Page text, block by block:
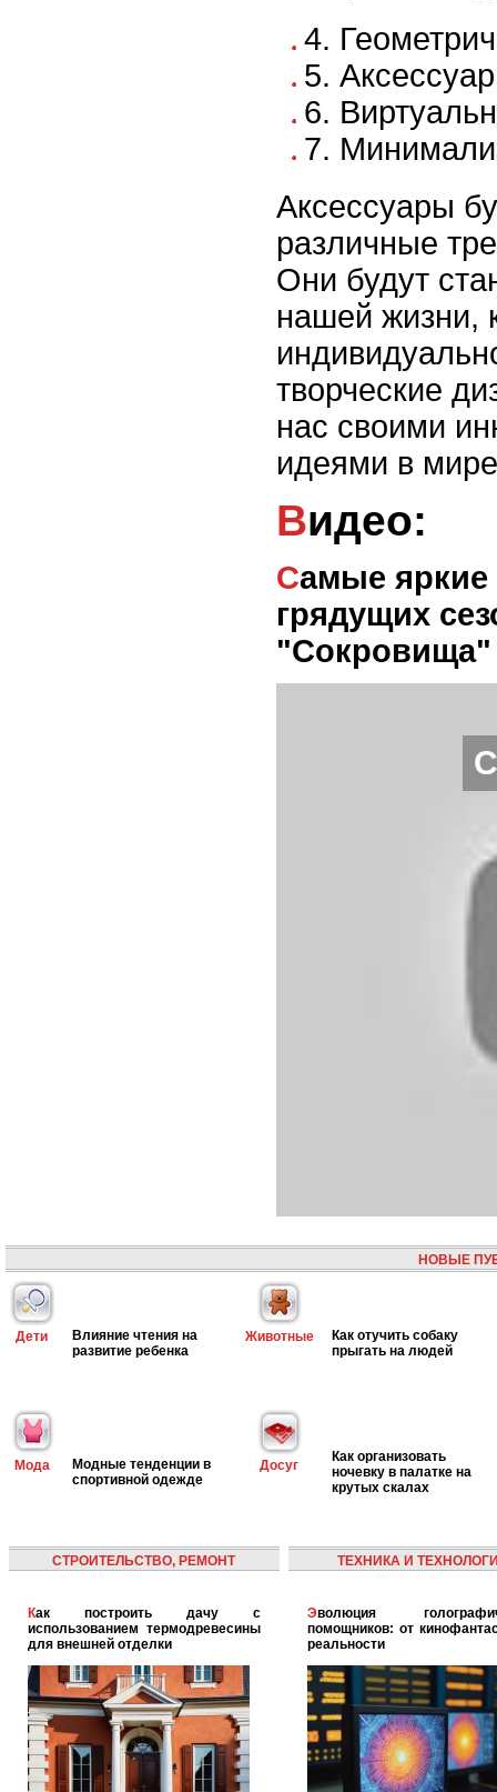
4.
5.
6.
7.
Аксессуары
различные
Они будут
нашей жизни,
творческие
нас своими
идеями в
Видео:
Самые яркие тенденции в украшениях
грядущих
"Сокровища"
НОВЫЕ
Дети
Влияние чтения на
развитие ребенка
Животные
Как отучить собаку
прыгать на людей
Мода
Модные тенденции в
спортивной одежде
Досуг
Как организовать
ночевку в палатке на
крутых скалах
СТРОИТЕЛЬСТВО, РЕМОНТ
Как построить дачу с
использованием термодревесины
для внешней отделки
ТЕХНИКА И
Эволюция голографических
помощников: от
реальности